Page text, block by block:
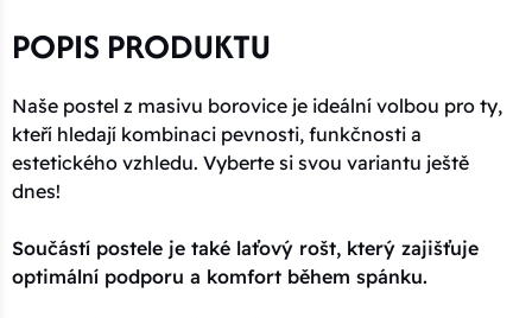
POPIS PRODUKTU
Naše postel z masivu borovice je ideální volbou pro ty,
kteří hledají kombinaci pevnosti, funkčnosti a
estetického vzhledu. Vyberte si svou variantu ještě
dnes!
Součástí postele je také laťový rošt, který zajišťuje
optimální podporu a komfort během spánku.